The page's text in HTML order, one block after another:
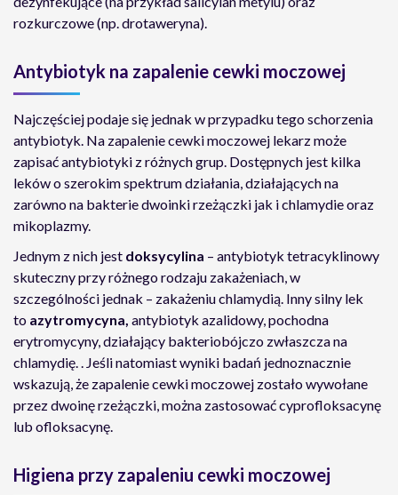
rozkurczowe (np. drotaweryna).
Antybiotyk na zapalenie cewki moczowej
Najczęściej podaje się jednak w przypadku tego schorzenia
antybiotyk. Na zapalenie cewki moczowej lekarz może
zapisać antybiotyki z różnych grup. Dostępnych jest kilka
leków o szerokim spektrum działania, działających na
zarówno na bakterie dwoinki rzeżączki jak i chlamydie oraz
mikoplazmy.
Jednym z nich jest doksycylina – antybiotyk tetracyklinowy
skuteczny przy różnego rodzaju zakażeniach, w
szczególności jednak – zakażeniu chlamydią. Inny silny lek
to azytromycyna, antybiotyk azalidowy, pochodna
erytromycyny, działający bakteriobójczo zwłaszcza na
chlamydię. . Jeśli natomiast wyniki badań jednoznacznie
wskazują, że zapalenie cewki moczowej zostało wywołane
przez dwoinę rzeżączki, można zastosować cyprofloksacynę
lub ofloksacynę.
Higiena przy zapaleniu cewki moczowej